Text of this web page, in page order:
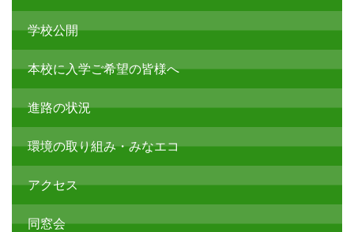
学校公開
本校に入学ご希望の皆様へ
進路の状況
環境の取り組み・みなエコ
アクセス
同窓会